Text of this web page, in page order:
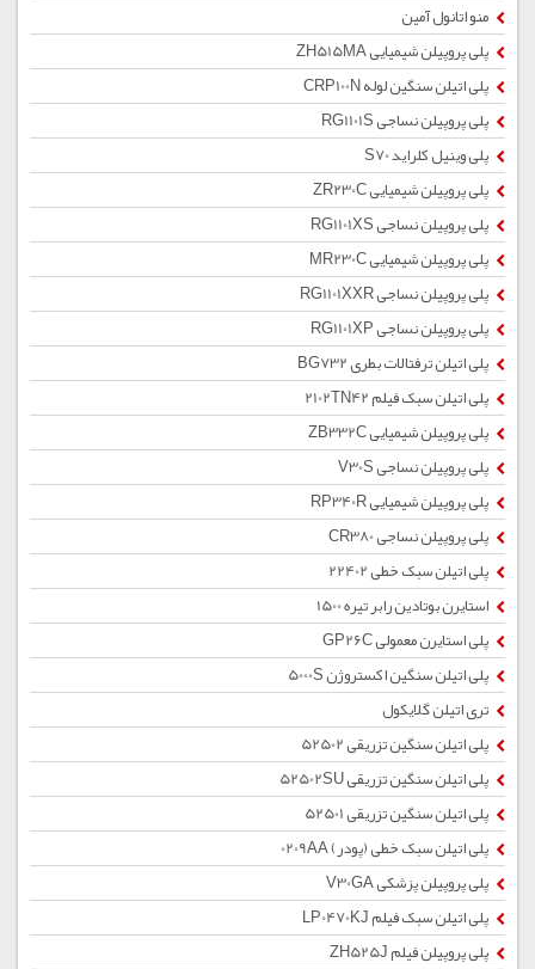
منو اتانول آمین
پلی پروپیلن شیمیایی ZH515MA
پلی اتیلن سنگین لوله CRP100N
پلی پروپیلن نساجی RG1101S
پلی وینیل کلراید S70
پلی پروپیلن شیمیایی ZR230C
پلی پروپیلن نساجی RG1101XS
پلی پروپیلن شیمیایی MR230C
پلی پروپیلن نساجی RG1101XXR
پلی پروپیلن نساجی RG1101XP
پلی اتیلن ترفتالات بطری BG732
پلی اتیلن سبک فیلم 2102TN42
پلی پروپیلن شیمیایی ZB332C
پلی پروپیلن نساجی V30S
پلی پروپیلن شیمیایی RP340R
پلی پروپیلن نساجی CR380
پلی اتیلن سبک خطی 22402
استایرن بوتادین رابر تیره 1500
پلی استایرن معمولی GP26C
پلی اتیلن سنگین اکستروژن 5000S
تری اتیلن گلایکول
پلی اتیلن سنگین تزریقی 52502
پلی اتیلن سنگین تزریقی 52502SU
پلی اتیلن سنگین تزریقی 52501
پلی اتیلن سبک خطی (پودر) 0209AA
پلی پروپیلن پزشکی V30GA
پلی اتیلن سبک فیلم LP0470KJ
پلی پروپیلن فیلم ZH525J